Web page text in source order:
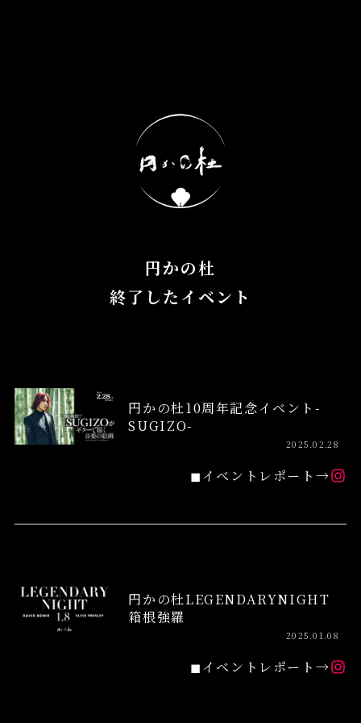
円かの杜
終了したイベント
2025.02.28
円かの杜10周年記念イベント-
SUGIZO-
◼︎イベントレポート→
2025.01.08
円かの杜LEGENDARYNIGHT
箱根強羅
◼︎イベントレポート→